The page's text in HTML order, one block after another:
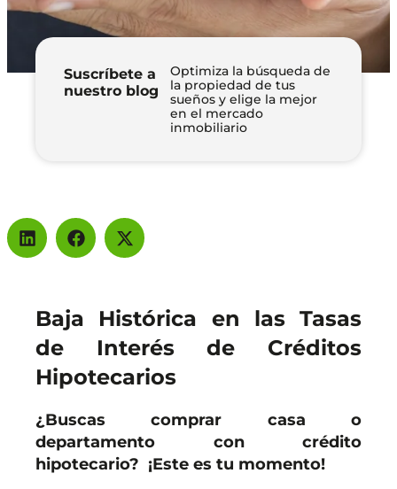
Suscríbete a
nuestro blog
Optimiza la búsqueda de
la propiedad de tus
sueños y elige la mejor
en el mercado
inmobiliario
Baja Histórica en las Tasas
de Interés de Créditos
Hipotecarios
¿Buscas comprar casa o
departamento con crédito
hipotecario? ¡Este es tu momento!